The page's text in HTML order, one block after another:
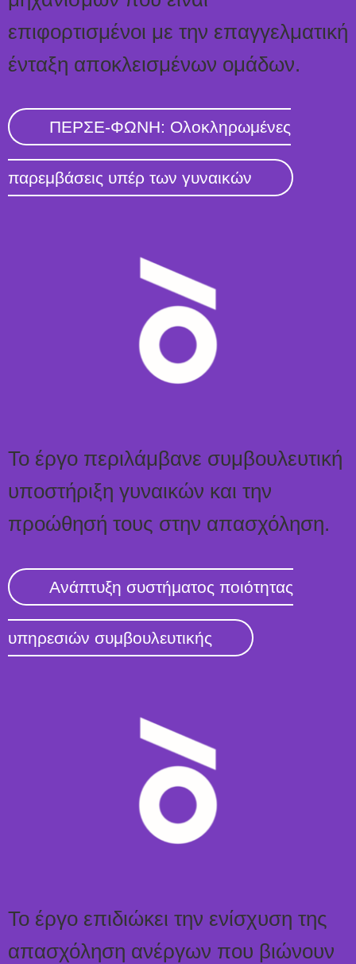
επιφορτισμένοι με την επαγγελματική
ένταξη αποκλεισμένων ομάδων.
ΠΕΡΣΕ-ΦΩΝΗ: Oλοκληρωμένες
παρεμβάσεις υπέρ των γυναικών
Το έργο περιλάμβανε συμβουλευτική
υποστήριξη γυναικών και την
προώθησή τους στην απασχόληση.
Ανάπτυξη συστήματος ποιότητας
υπηρεσιών συμβουλευτικής
Το έργο επιδιώκει την ενίσχυση της
απασχόληση ανέργων που βιώνουν